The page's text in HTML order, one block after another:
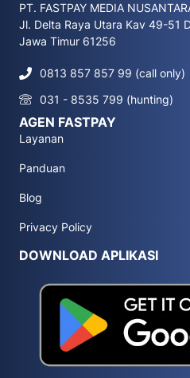
PT. FASTPAY MEDIA
Jl. Delta Raya Utara Kav 49-51
Jawa Timur 61256
0813 857 857 99 (call only)
031 - 8535 799 (hunting)
AGEN FASTPAY
Layanan
Panduan
Blog
Privacy Policy
DOWNLOAD APLIKASI